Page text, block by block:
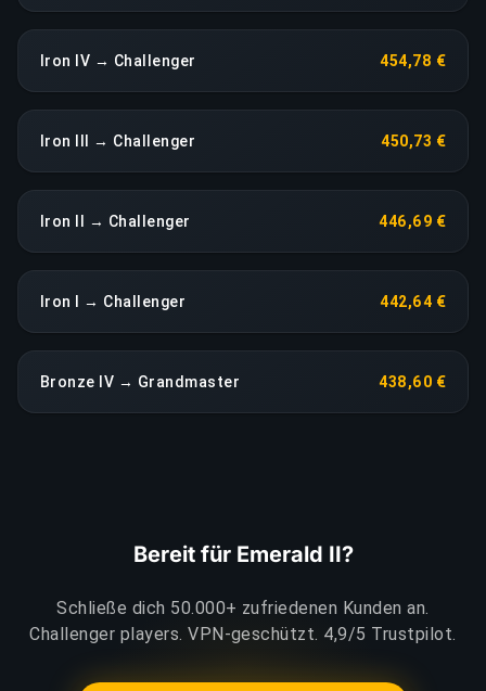
Iron IV → Challenger 454,78 €
Iron III → Challenger 450,73 €
Iron II → Challenger 446,69 €
Iron I → Challenger 442,64 €
Bronze IV → Grandmaster 438,60 €
Bereit für Emerald II?
Schließe dich 50.000+ zufriedenen Kunden an.
Challenger players. VPN-geschützt. 4,9/5 Trustpilot.